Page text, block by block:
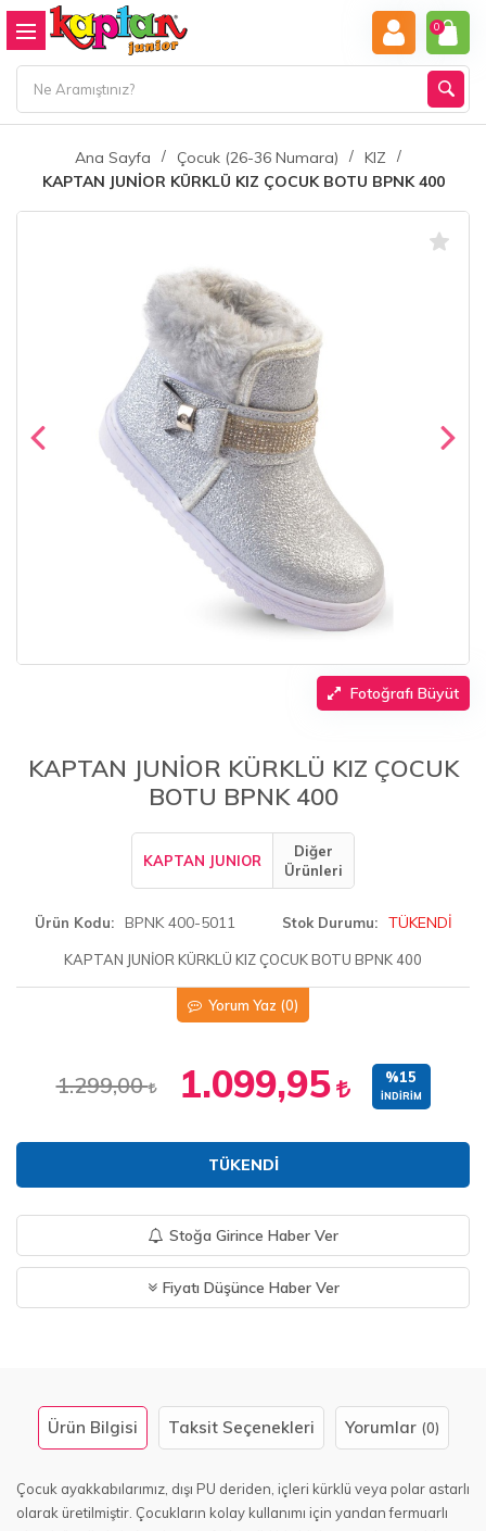
0
Ana Sayfa Çocuk (26-36 Numara)
KIZ
KAPTAN JUNİOR KÜRKLÜ KIZ ÇOCUK BOTU BPNK 400
Fotoğrafı Büyüt
KAPTAN JUNİOR KÜRKLÜ KIZ ÇOCUK
BOTU BPNK 400
KAPTAN JUNIOR
Diğer
Ürünleri
Ürün Kodu BPNK 400-5011 Stok Durumu TÜKENDİ
KAPTAN JUNİOR KÜRKLÜ KIZ ÇOCUK BOTU BPNK 400
Yorum Yaz (0)
1.299,00 1.099,95 %15
İNDIRIM
TÜKENDI
Stoğa Girince Haber Ver
Fiyatı Düşünce Haber Ver
Ürün Bilgisi Taksit Seçenekleri Yorumlar (0)
Çocuk ayakkabılarımız, dışı PU deriden, içleri kürklü veya polar astarlı
olarak üretilmiştir. Çocukların kolay kullanımı için yandan fermuarlı